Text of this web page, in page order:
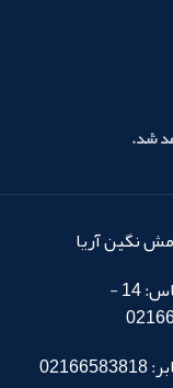
شد.
نگین آریا
شماره تماس: 14 -